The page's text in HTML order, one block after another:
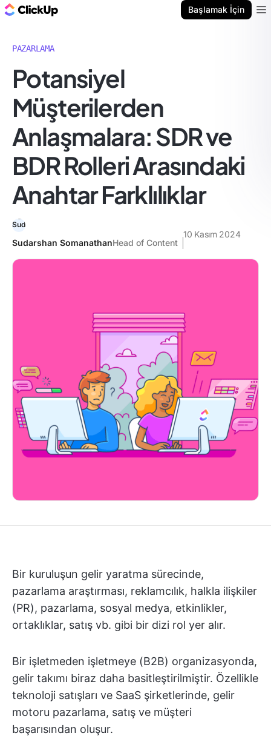
Başlamak İçin
PAZARLAMA
Potansiyel
Müşterilerden
Anlaşmalara: SDR ve
BDR Rolleri Arasındaki
Anahtar Farklılıklar
Sudarshan SomanathanHead of Content
10 Kasım 2024
Bir kuruluşun gelir yaratma sürecinde,
pazarlama araştırması, reklamcılık, halkla ilişkiler
(PR), pazarlama, sosyal medya, etkinlikler,
ortaklıklar, satış vb. gibi bir dizi rol yer alır.
Bir işletmeden işletmeye (B2B) organizasyonda,
gelir takımı biraz daha basitleştirilmiştir. Özellikle
teknoloji satışları ve SaaS şirketlerinde, gelir
motoru pazarlama, satış ve müşteri
başarısından oluşur.